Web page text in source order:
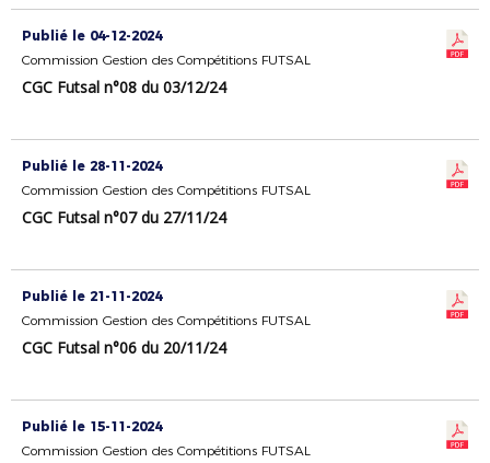
Publié le 04-12-2024
Commission Gestion des Compétitions FUTSAL
CGC Futsal n°08 du 03/12/24
Publié le 28-11-2024
Commission Gestion des Compétitions FUTSAL
CGC Futsal n°07 du 27/11/24
Publié le 21-11-2024
Commission Gestion des Compétitions FUTSAL
CGC Futsal n°06 du 20/11/24
Publié le 15-11-2024
Commission Gestion des Compétitions FUTSAL